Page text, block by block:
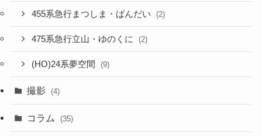
455系急行まつしま・ばんだい (2)
475系急行立山・ゆのくに (2)
(HO)24系夢空間 (9)
撮影 (4)
コラム (35)